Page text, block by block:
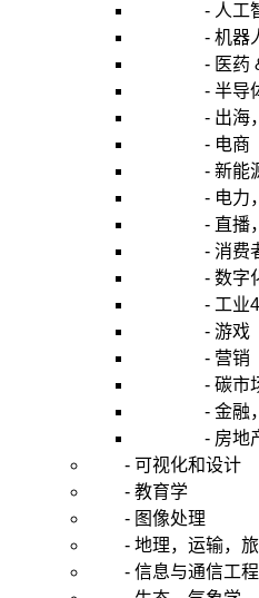
- 人工智
- 机器
- 医药 &
- 半导
- 出海，跨
- 电商
- 新能源汽
- 电力，新
- 直播，短
- 消费者
- 数字
- 工业
- 游戏
- 营销
- 碳市场，
- 金融，
- 房地
- 可视化和设计
- 教育学
- 图像处理
- 地理，运输，旅
- 信息与通信工程